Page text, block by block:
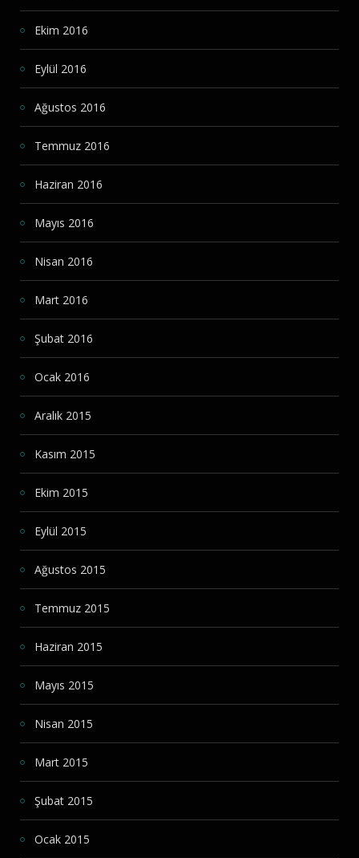
Ekim 2016
Eylül 2016
Ağustos 2016
Temmuz 2016
Haziran 2016
Mayıs 2016
Nisan 2016
Mart 2016
Şubat 2016
Ocak 2016
Aralık 2015
Kasım 2015
Ekim 2015
Eylül 2015
Ağustos 2015
Temmuz 2015
Haziran 2015
Mayıs 2015
Nisan 2015
Mart 2015
Şubat 2015
Ocak 2015